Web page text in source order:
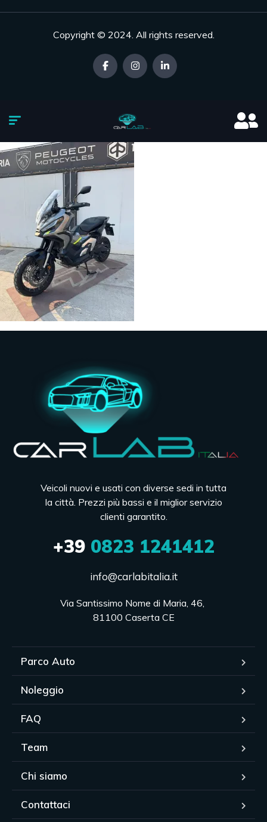
Copyright © 2024. All rights reserved.
Veicoli nuovi e usati con diverse sedi in tutta
la città. Prezzi più bassi e il miglior servizio
clienti garantito.
+390823 1241412
info@carlabitalia.it
Via Santissimo Nome di Maria, 46,
81100 Caserta CE
Parco Auto
Noleggio
FAQ
Team
Chi siamo
Contattaci